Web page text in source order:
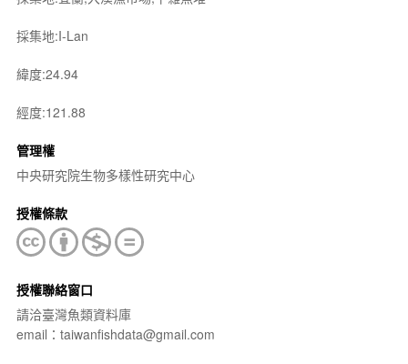
採集地:I-Lan
緯度:24.94
經度:121.88
管理權
中央研究院生物多樣性研究中心
授權條款
授權聯絡窗口
請洽臺灣魚類資料庫
email：taiwanfishdata@gmail.com